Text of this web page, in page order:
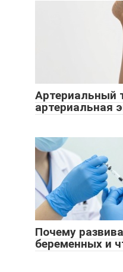
Артериальный
артериальная
Почему
беременных и